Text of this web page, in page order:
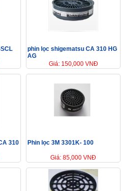
phin lọc shigematsu CA 310 HG
AG
Giá: 150,000 VNĐ
310
Phin lọc 3M 3301K- 100
Giá: 85,000 VNĐ